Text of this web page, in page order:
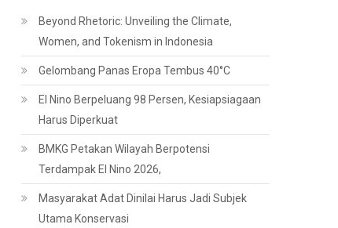
Beyond Rhetoric: Unveiling the Climate,
Women, and Tokenism in Indonesia
Gelombang Panas Eropa Tembus 40°C
El Nino Berpeluang 98 Persen, Kesiapsiagaan
Harus Diperkuat
BMKG Petakan Wilayah Berpotensi
Terdampak El Nino 2026,
Masyarakat Adat Dinilai Harus Jadi Subjek
Utama Konservasi